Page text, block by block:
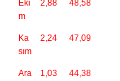
Eki
m
2,88 48,58
Ka
sım
2,24 47,09
Ara
1,03 44,38